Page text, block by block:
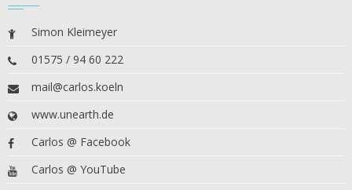
Simon Kleimeyer
01575 / 94 60 222
mail@carlos.koeln
www.unearth.de
Carlos @ Facebook
Carlos @ YouTube